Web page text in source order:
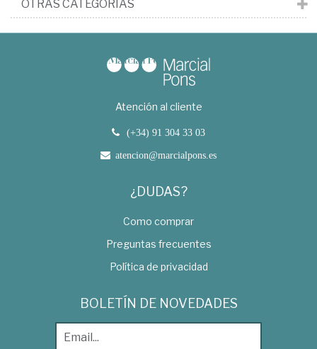
OTRAS CATEGORÍAS
Atención al cliente
(+34) 91 304 33 03
atencion@marcialpons.es
¿DUDAS?
Como comprar
Preguntas frecuentes
Política de privacidad
BOLETÍN DE NOVEDADES